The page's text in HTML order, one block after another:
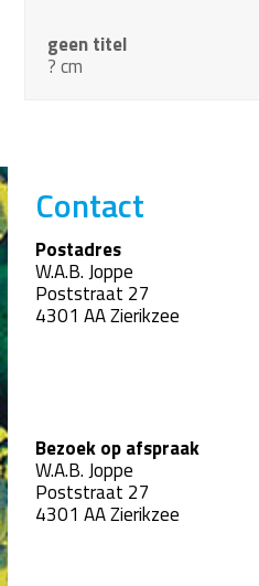
geen titel
? cm
Contact
Postadres
W.A.B. Joppe
Poststraat 27
4301 AA Zierikzee
Bezoek op afspraak
W.A.B. Joppe
Poststraat 27
4301 AA Zierikzee